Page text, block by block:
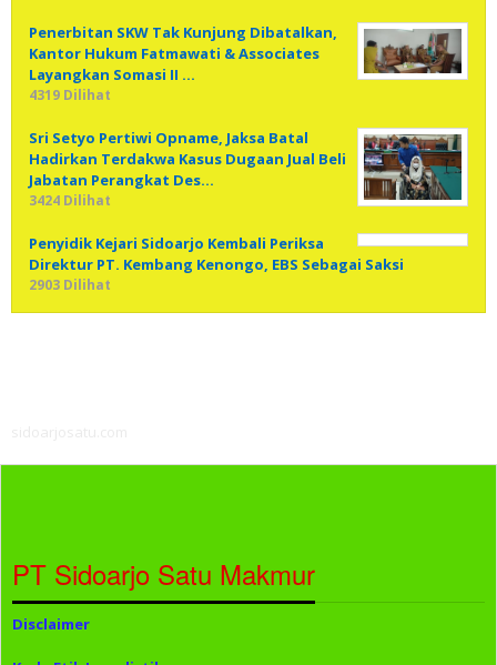
Penerbitan SKW Tak Kunjung Dibatalkan,
Kantor Hukum Fatmawati & Associates
Layangkan Somasi II …
4319 Dilihat
Sri Setyo Pertiwi Opname, Jaksa Batal
Hadirkan Terdakwa Kasus Dugaan Jual Beli
Jabatan Perangkat Des…
3424 Dilihat
Penyidik Kejari Sidoarjo Kembali Periksa
Direktur PT. Kembang Kenongo, EBS Sebagai Saksi
2903 Dilihat
PT Sidoarjo Satu Makmur
Disclaimer